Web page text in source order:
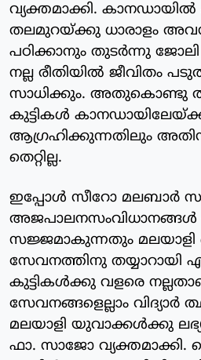
വ്യക്തമാക്കി.
തലമുറയ്ക്കു ധാരാളം
പഠിക്കാനും തുടര്‍ന്നു
നല്ല രീതിയില്‍ ജീവിതം
സാധിക്കും. അതുകൊണ്ടു
കുട്ടികള്‍
ആഗ്രഹിക്കുന്നതിലും
തെറ്റില്ല.
ഇപ്പോള്‍ സീറോ മലബാര്‍
അജപാലനസംവിധാനങ്ങള്‍
സജ്ജമാകുന്നതും
സേവനത്തിനു
കുട്ടികള്‍ക്കു വളരെ
സേവനങ്ങളെല്ലാം വിദ്യാര്‍
മലയാളി യുവാക്കള്‍ക്കു
ഫാ. സാജോ വ്യക്തമാക്കി.